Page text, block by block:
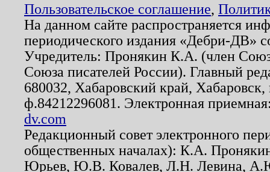
Пользовательское соглашение,
На данном сайте распространяется
периодического издания «Дебри-ДВ»
Учредитель: Пронякин К.А. (член
Союза писателей России). Главный
680032, Хабаровский край,
ф.84212296081. Электронная
dv.com
Редакционный совет электронного
общественных началах): К.А.
Юрьев, Ю.В. Ковалев, Л.Н. Левина,